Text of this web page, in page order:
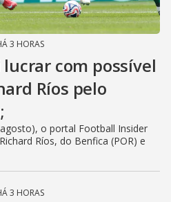
3 HORAS
com possível
Ríos pelo
o portal Football Insider
Ríos, do Benfica (POR) e
3 HORAS